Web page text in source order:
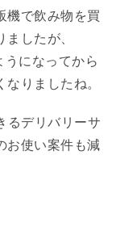
機で飲み物を買
したが、
になってから
りましたね。
るデリバリーサ
お使い案件も減